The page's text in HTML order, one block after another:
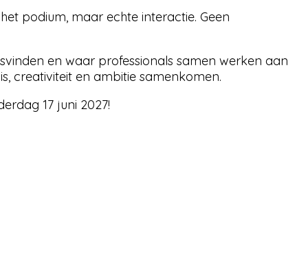
podium, maar echte interactie. Geen
en waar professionals samen werken aan
creativiteit en ambitie samenkomen.
17 juni 2027!